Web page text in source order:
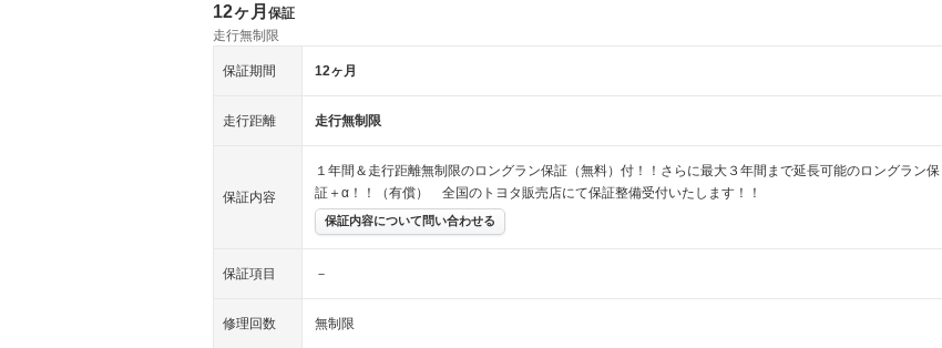
12ヶ月 保証
走行無制限
保証期間 12ヶ月
走行距離 走行無制限
保証内容
１年間＆走行距離無制限のロングラン保証（無料）付！！さらに最大３年間まで延長可能のロングラン保
証＋α！！（有償） 全国のトヨタ販売店にて保証整備受付いたします！！
保証内容について問い合わせる
保証項目 －
修理回数 無制限